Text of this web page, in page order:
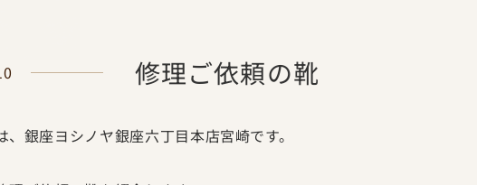
修理ご依頼の靴
、銀座ヨシノヤ銀座六丁目本店宮崎です。